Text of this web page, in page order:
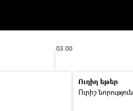
03:00
Ուղիղ եթեր
Ուրիշ